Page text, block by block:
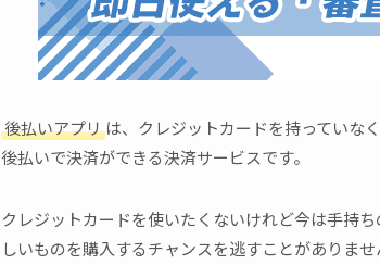
後払いアプリ は、クレジットカードを持っていな
後払いで決済ができる決済サービスです。
クレジットカードを使いたくないけれど今は手持
しいものを購入するチャンスを逃すことがありませ